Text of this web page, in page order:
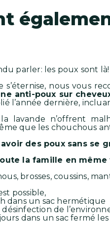
parler: les poux sont là!
nous vous
anti-poux sur
l’année dernière,
lavande n’offrent
que les chouchous
des poux sans se
la famille en même
brosses, coussins,
possible,
dans un sac hermétique
de
dans un sac fermé les